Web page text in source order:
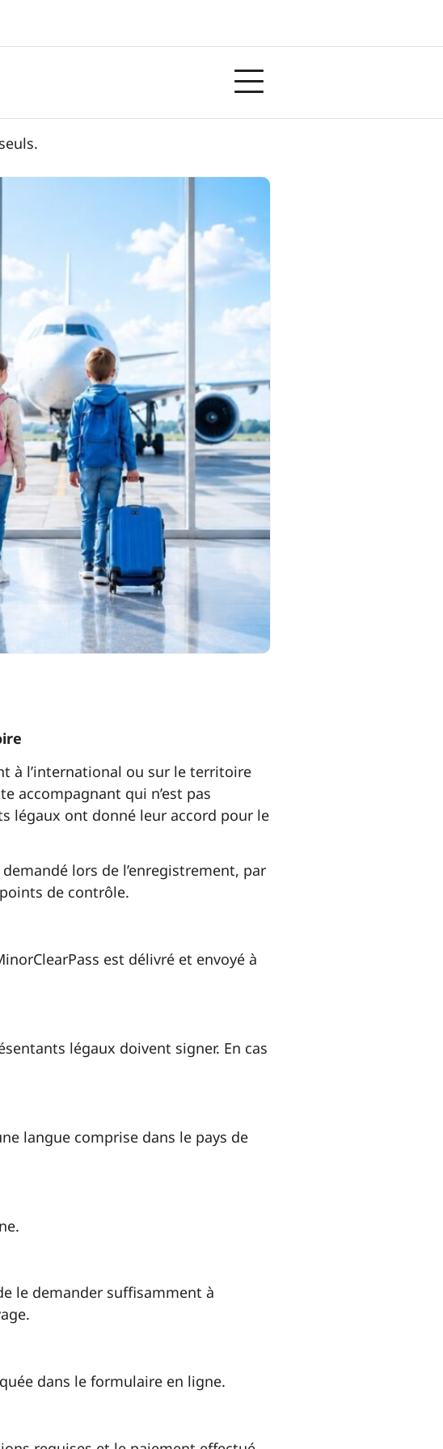
à l’international ou sur le territoire
accompagnant qui n’est pas
légaux ont donné leur accord pour le
lors de l’enregistrement, par
de contrôle.
est délivré et envoyé à
légaux doivent signer. En cas
langue comprise dans le pays de
le demander suffisamment à
dans le formulaire en ligne.